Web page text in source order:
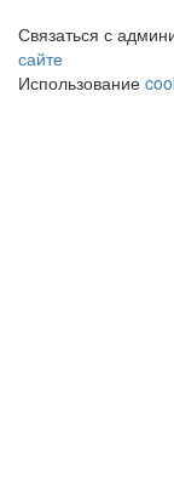
Связаться с
сайте
Использование